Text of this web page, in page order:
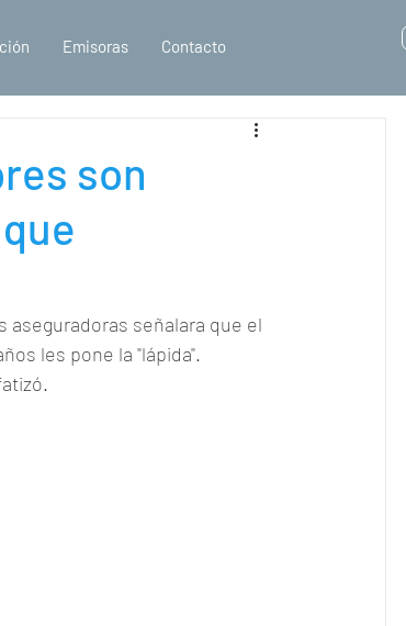
Emisoras Contacto
son
aseguradoras señalara que el
les pone la "lápida".